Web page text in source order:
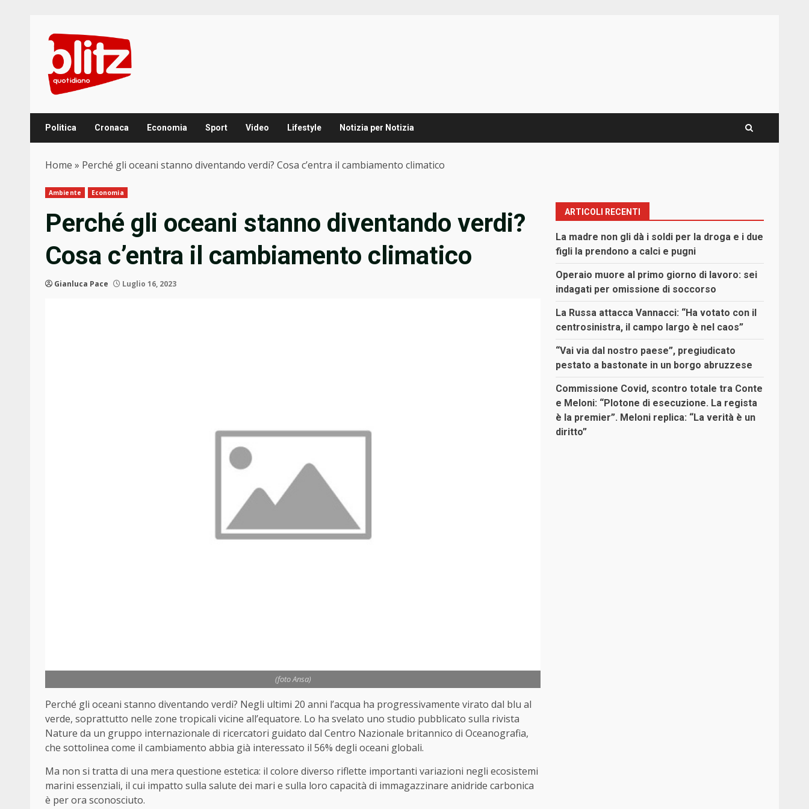
content
Politica Cronaca Economia Sport Video Lifestyle Notizia per Notizia
Home » Perché gli oceani stanno diventando verdi? Cosa c’entra il cambiamento climatico
Ambiente Economia
Perché gli oceani stanno diventando verdi?
Cosa c’entra il cambiamento climatico
Gianluca Pace Luglio 16, 2023
(foto Ansa)
Perché gli oceani stanno diventando verdi? Negli ultimi 20 anni l’acqua ha progressivamente virato dal blu al
verde, soprattutto nelle zone tropicali vicine all’equatore. Lo ha svelato uno studio pubblicato sulla rivista
Nature da un gruppo internazionale di ricercatori guidato dal Centro Nazionale britannico di Oceanografia,
che sottolinea come il cambiamento abbia già interessato il 56% degli oceani globali.
Ma non si tratta di una mera questione estetica: il colore diverso riflette importanti variazioni negli ecosistemi
marini essenziali, il cui impatto sulla salute dei mari e sulla loro capacità di immagazzinare anidride carbonica
è per ora sconosciuto.
ARTICOLI RECENTI
La madre non gli dà i soldi per la droga e i due
figli la prendono a calci e pugni
Operaio muore al primo giorno di lavoro: sei
indagati per omissione di soccorso
La Russa attacca Vannacci: “Ha votato con il
centrosinistra, il campo largo è nel caos”
“Vai via dal nostro paese”, pregiudicato
pestato a bastonate in un borgo abruzzese
Commissione Covid, scontro totale tra Conte
e Meloni: “Plotone di esecuzione. La regista
è la premier”. Meloni replica: “La verità è un
diritto”